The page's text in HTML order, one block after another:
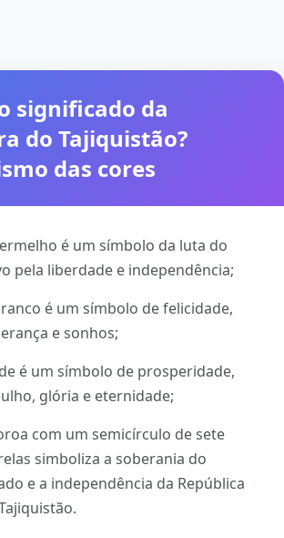
significado da
do Tajiquistão?
das cores
é um símbolo da luta do
pela liberdade e independência;
é um símbolo de felicidade,
e sonhos;
é um símbolo de prosperidade,
glória e eternidade;
com um semicírculo de sete
simboliza a soberania do
e a independência da República